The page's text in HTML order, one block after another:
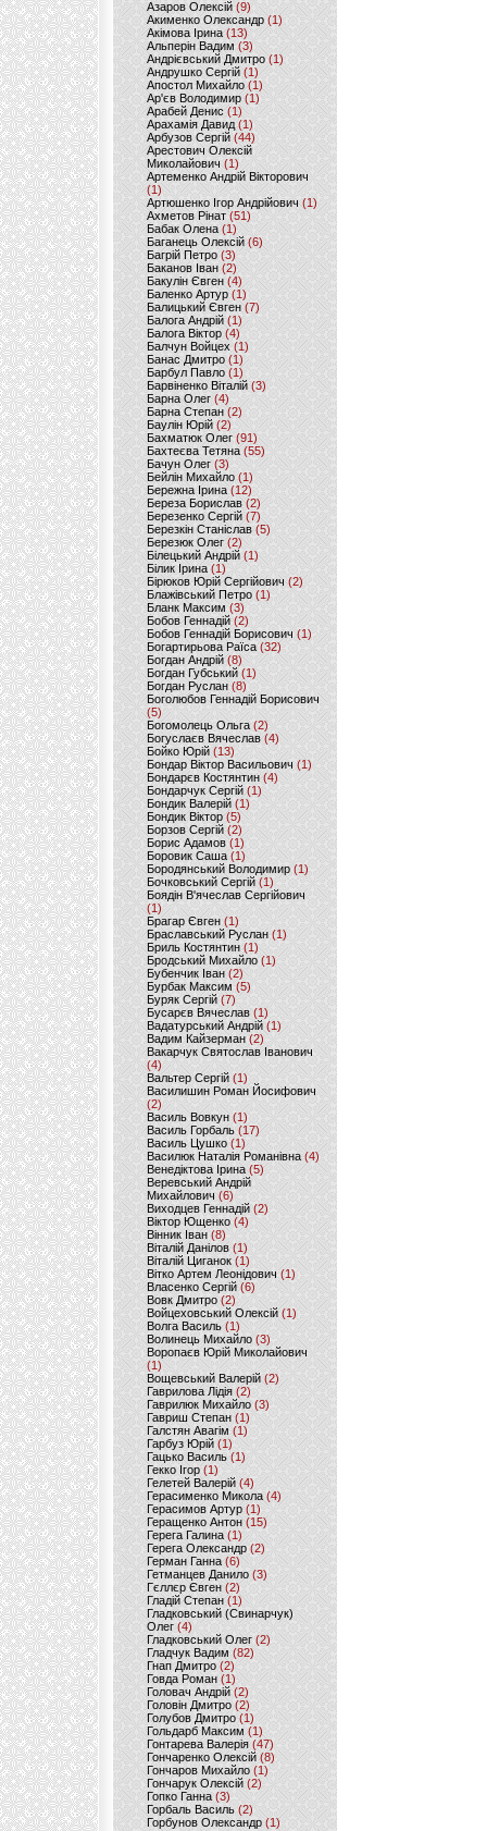
Азаров Олексій (9)
Акименко Олександр(1)
Акімова Ірина(13)
Альперін Вадим (3)
Андрієвський Дмитро(1)
Андрушко Сергій(1)
Апостол Михайло(1)
Ар'єв Володимир (1)
Арабей Денис(1)
Арахамія Давид (1)
Арбузов Сергій (44)
Арестович Олексій
Миколайович(1)
Артеменко Андрій Вікторович
(1)
Артюшенко Ігор Андрійович(1)
Ахметов Рінат(51)
Бабак Олена(1)
Баганець Олексій(6)
Багрій Петро (3)
Баканов Іван(2)
Бакулін Євген (4)
Баленко Артур(1)
Балицький Євген(7)
Балога Андрій (1)
Балога Віктор (4)
Балчун Войцех (1)
Банас Дмитро (1)
Барбул Павло(1)
Барвіненко Віталій(3)
Барна Олег (4)
Барна Степан (2)
Баулін Юрій (2)
Бахматюк Олег (91)
Бахтеєва Тетяна(55)
Бачун Олег (3)
Бейлін Михайло (1)
Бережна Ірина(12)
Береза Борислав(2)
Березенко Сергій (7)
Березкін Станіслав (5)
Березюк Олег(2)
Білецький Андрій (1)
Білик Ірина (1)
Бірюков Юрій Сергійович (2)
Блажівський Петро (1)
Бланк Максим(3)
Бобов Геннадій (2)
Бобов Геннадій Борисович (1)
Богартирьова Раїса (32)
Богдан Андрій(8)
Богдан Губський (1)
Богдан Руслан(8)
Боголюбов Геннадій Борисович
(5)
Богомолець Ольга (2)
Богуслаєв Вячеслав (4)
Бойко Юрій (13)
Бондар Віктор Васильович (1)
Бондарєв Костянтин (4)
Бондарчук Сергій(1)
Бондик Валерій (1)
Бондик Віктор(5)
Борзов Сергiй (2)
Борис Адамов(1)
Боровик Саша (1)
Бородянський Володимир (1)
Бочковський Сергій (1)
Боядін В'ячеслав Сергійович
(1)
Брагар Євген (1)
Браславський Руслан (1)
Бриль Костянтин (1)
Бродський Михайло (1)
Бубенчик Іван(2)
Бурбак Максим (5)
Буряк Сергій (7)
Бусарєв Вячеслав (1)
Вадатурський Андрій (1)
Вадим Кайзерман (2)
Вакарчук Святослав Іванович
(4)
Вальтер Сергій (1)
Василишин Роман Йосифович
(2)
Василь Вовкун (1)
Василь Горбаль (17)
Василь Цушко (1)
Василюк Наталія Романівна (4)
Венедіктова Ірина(5)
Веревський Андрій
Михайлович (6)
Виходцев Геннадій (2)
Віктор Ющенко (4)
Вінник Іван (8)
Віталій Данілов (1)
Віталій Циганок (1)
Вітко Артем Леонідович(1)
Власенко Сергій (6)
Вовк Дмитро(2)
Войцеховський Олексій(1)
Волга Василь (1)
Волинець Михайло (3)
Воропаєв Юрій Миколайович
(1)
Вощевський Валерій(2)
Гаврилова Лідія (2)
Гаврилюк Михайло (3)
Гавриш Степан (1)
Галстян Авагім (1)
Гарбуз Юрій (1)
Гацько Василь (1)
Гекко Ігор(1)
Гелетей Валерій (4)
Герасименко Микола (4)
Герасимов Артур (1)
Геращенко Антон(15)
Герега Галина (1)
Герега Олександр (2)
Герман Ганна (6)
Гетманцев Данило (3)
Гєллєр Євген (2)
Гладій Степан(1)
Гладковський (Свинарчук)
Олег (4)
Гладковський Олег (2)
Гладчук Вадим (82)
Гнап Дмитро (2)
Говда Роман(1)
Головач Андрій (2)
Головін Дмитро (2)
Голубов Дмитро (1)
Гольдарб Максим(1)
Гонтарева Валерія (47)
Гончаренко Олексій(8)
Гончаров Михайло (1)
Гончарук Олексій (2)
Гопко Ганна (3)
Горбаль Василь (2)
Горбунов Олександр (1)